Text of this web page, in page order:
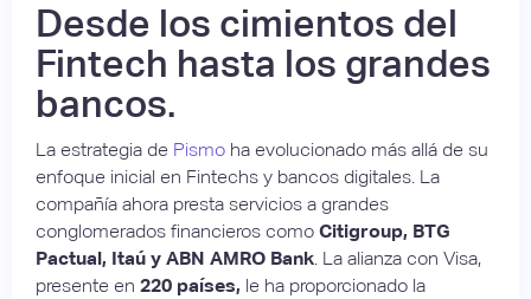
Desde los cimientos del
Fintech hasta los grandes
bancos.
La estrategia de Pismo ha evolucionado más allá de su
enfoque inicial en Fintechs y bancos digitales. La
compañía ahora presta servicios a grandes
conglomerados financieros como Citigroup, BTG
Pactual, Itaú y ABN AMRO Bank . La alianza con Visa,
presente en 220 países, le ha proporcionado la